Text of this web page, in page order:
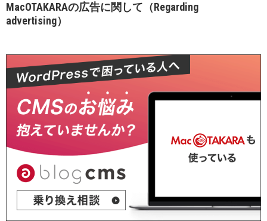
MacOTAKARAの広告に関して（Regarding
advertising）